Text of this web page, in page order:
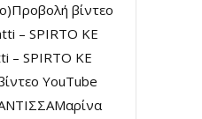
Προβολή βίντεο
– SPIRTO KE
– SPIRTO KE
YouTube